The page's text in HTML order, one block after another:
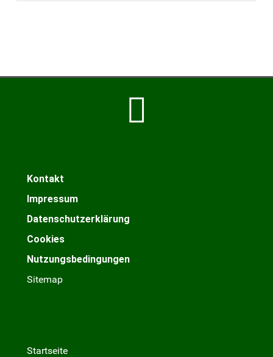
Kontakt
Impressum
Datenschutzerklärung
Cookies
Nutzungsbedingungen
Sitemap
Startseite